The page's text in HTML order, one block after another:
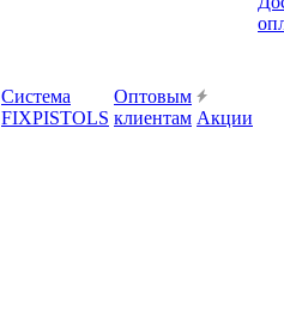
Система
FIXPISTOLS
Оптовым
клиентам Акции